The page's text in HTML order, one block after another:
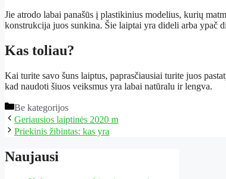
Jie atrodo labai panašūs į plastikinius modelius, kurių
konstrukcija juos sunkina. Šie laiptai yra dideli arba ypač
Kas toliau?
Kai turite savo šuns laiptus, paprasčiausiai turite juos
kad naudoti šiuos veiksmus yra labai natūralu ir lengva.
Kategorijos
Be kategorijos
Geriausios laiptinės 2020 m
Priekinis žibintas: kas yra
Naujausi